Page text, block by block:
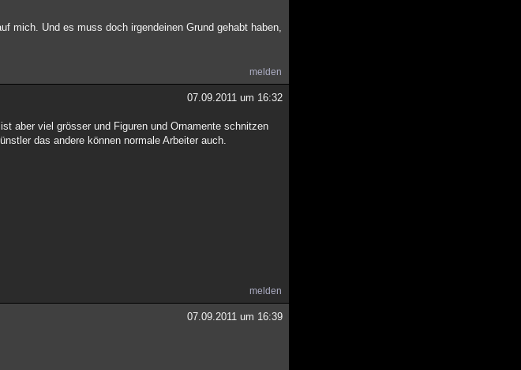
mich. Und es muss doch irgendeinen Grund gehabt haben,
melden
07.09.2011 um 16:32
aber viel grösser und Figuren und Ornamente schnitzen
das andere können normale Arbeiter auch.
melden
07.09.2011 um 16:39